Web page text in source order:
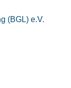
(BGL) e.V.